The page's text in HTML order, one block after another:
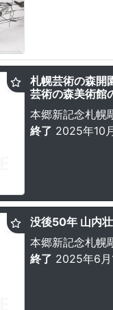
札幌芸術の森開
芸術の森美術館
本郷新記念札幌
終了 2025年10
没後50年 山内
本郷新記念札幌
終了 2025年6